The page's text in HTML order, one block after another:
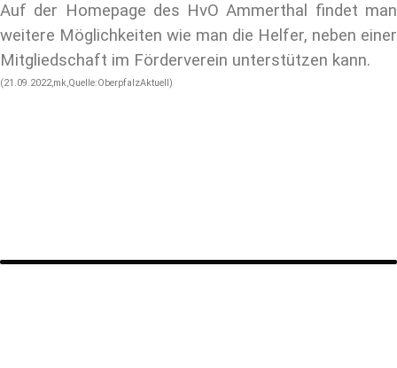
Auf der Homepage des HvO Ammerthal findet man
weitere Möglichkeiten wie man die Helfer, neben einer
Mitgliedschaft im Förderverein unterstützen kann.
(21.09.2022,mk,Quelle:OberpfalzAktuell)